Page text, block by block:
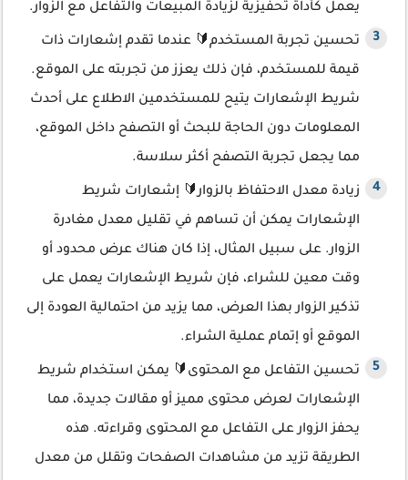
يعمل كأداة تحفيزية لزيادة المبيعات والتفاعل مع الزوار.
تحسين تجربة المستخدم🔰 عندما تقدم إشعارات ذات
قيمة للمستخدم، فإن ذلك يعزز من تجربته على الموقع.
شريط الإشعارات يتيح للمستخدمين الاطلاع على أحدث
المعلومات دون الحاجة للبحث أو التصفح داخل الموقع،
مما يجعل تجربة التصفح أكثر سلاسة.
زيادة معدل الاحتفاظ بالزوار🔰 إشعارات شريط
الإشعارات يمكن أن تساهم في تقليل معدل مغادرة
الزوار. على سبيل المثال، إذا كان هناك عرض محدود أو
وقت معين للشراء، فإن شريط الإشعارات يعمل على
تذكير الزوار بهذا العرض، مما يزيد من احتمالية العودة إلى
الموقع أو إتمام عملية الشراء.
تحسين التفاعل مع المحتوى🔰 يمكن استخدام شريط
الإشعارات لعرض محتوى مميز أو مقالات جديدة، مما
يحفز الزوار على التفاعل مع المحتوى وقراءته. هذه
الطريقة تزيد من مشاهدات الصفحات وتقلل من معدل